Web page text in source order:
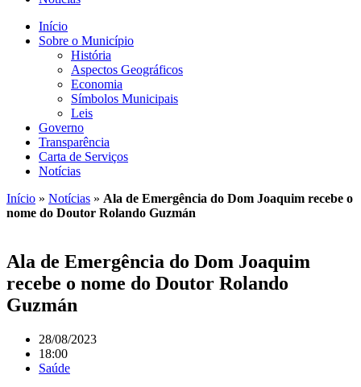
Início
Sobre o Município
História
Aspectos Geográficos
Economia
Símbolos Municipais
Leis
Governo
Transparência
Carta de Serviços
Notícias
Início » Notícias » Ala de Emergência do Dom Joaquim recebe o
nome do Doutor Rolando Guzmán
Ala de Emergência do Dom Joaquim
recebe o nome do Doutor Rolando
Guzmán
28/08/2023
18:00
Saúde